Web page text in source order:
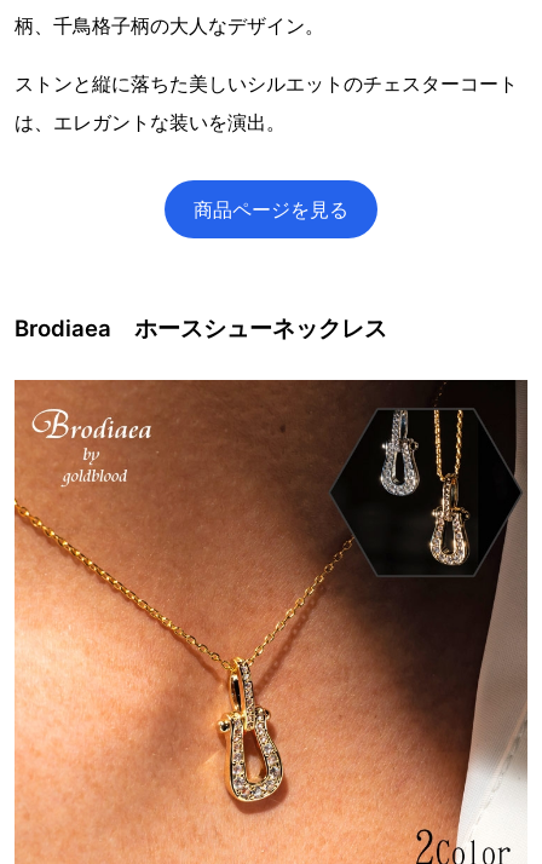
柄、千鳥格子柄の大人なデザイン。
ストンと縦に落ちた美しいシルエットのチェスターコート
は、エレガントな装いを演出。
商品ページを見る
Brodiaea ホースシューネックレス